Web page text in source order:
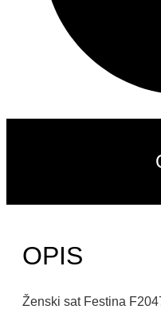
OPIS
Ženski sat Festina